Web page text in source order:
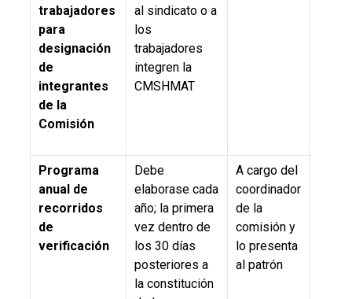
trabajadores
para
designación
de
integrantes
de la
Comisión
al sindicato o a
los
trabajadores
integren la
CMSHMAT
Programa
anual de
recorridos
de
verificación
Debe
elaborase cada
año; la primera
vez dentro de
los 30 días
posteriores a
la constitución
A cargo del
coordinador
de la
comisión y
lo presenta
al patrón